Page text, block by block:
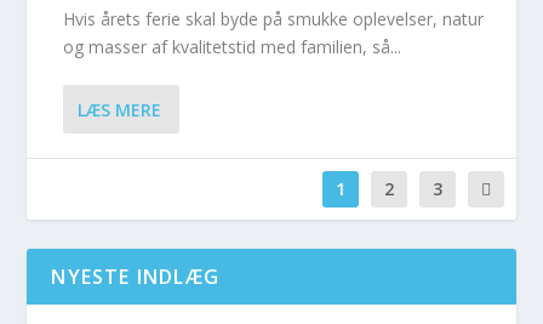
Hvis årets ferie skal byde på smukke oplevelser, natur
og masser af kvalitetstid med familien, så...
LÆS MERE
1 2 3
NYESTE INDLÆG